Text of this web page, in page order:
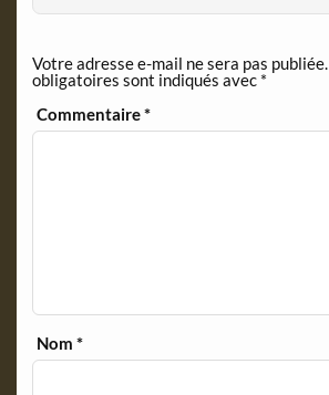
Votre adresse e-mail ne sera pas publiée.
obligatoires sont indiqués avec *
Commentaire*
Nom*